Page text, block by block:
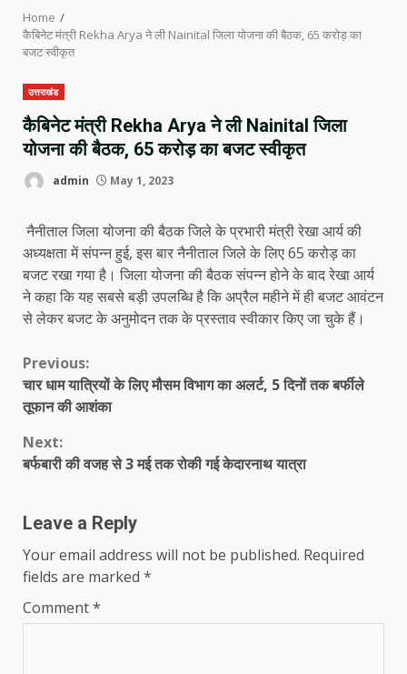
Home
कैबिनेट मंत्री Rekha Arya ने ली Nainital जिला योजना की बैठक, 65 करोड़ का
बजट स्वीकृत
उत्तराखंड
कैबिनेट मंत्री Rekha Arya ने ली Nainital जिला
योजना की बैठक, 65 करोड़ का बजट स्वीकृत
admin May 1, 2023
नैनीताल जिला योजना की बैठक जिले के प्रभारी मंत्री रेखा आर्य की
अध्यक्षता में संपन्न हुई, इस बार नैनीताल जिले के लिए 65 करोड़ का
बजट रखा गया है। जिला योजना की बैठक संपन्न होने के बाद रेखा आर्य
ने कहा कि यह सबसे बड़ी उपलब्धि है कि अप्रैल महीने में ही बजट आवंटन
से लेकर बजट के अनुमोदन तक के प्रस्ताव स्वीकार किए जा चुके हैं।
Continue
Reading
Previous:
चार धाम यात्रियों के लिए मौसम विभाग का अलर्ट, 5 दिनों तक बर्फीले
तूफान की आशंका
Next:
बर्फबारी की वजह से 3 मई तक रोकी गई केदारनाथ यात्रा
Leave a Reply
Your email address will not be published. Required
fields are marked *
Comment*